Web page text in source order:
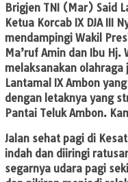
Brigjen TNI (Mar) Said
Ketua Korcab IX DJA III
mendampingi Wakil
Ma’ruf Amin dan Ibu
melaksanakan
Lantamal IX Ambon
dengan letaknya yang
Pantai Teluk Ambon.
Jalan sehat pagi di
indah dan diiringi
segarnya udara pagi